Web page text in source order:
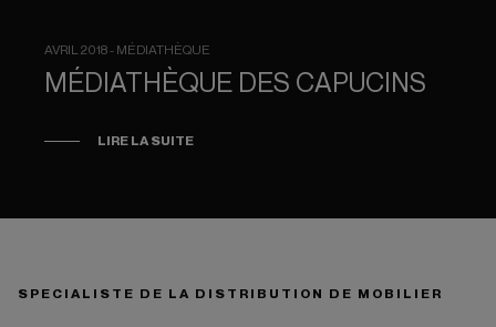
AVRIL 2018 - MÉDIATHÈQUE
MÉDIATHÈQUE DES CAPUCINS
LIRE LA SUITE
SPECIALISTE DE LA DISTRIBUTION DE MOBILIER